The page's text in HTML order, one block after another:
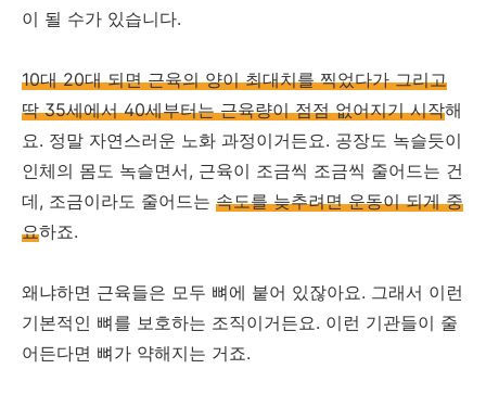
이 될 수가 있습니다.
10대 20대 되면 근육의 양이 최대치를 찍었다가 그리고
딱 35세에서 40세부터는 근육량이 점점 없어지기 시작해
요. 정말 자연스러운 노화 과정이거든요. 공장도 녹슬듯이
인체의 몸도 녹슬면서, 근육이 조금씩 조금씩 줄어드는 건
데, 조금이라도 줄어드는 속도를 늦추려면 운동이 되게 중
요하죠.
왜냐하면 근육들은 모두 뼈에 붙어 있잖아요. 그래서 이런
기본적인 뼈를 보호하는 조직이거든요. 이런 기관들이 줄
어든다면 뼈가 약해지는 거죠.